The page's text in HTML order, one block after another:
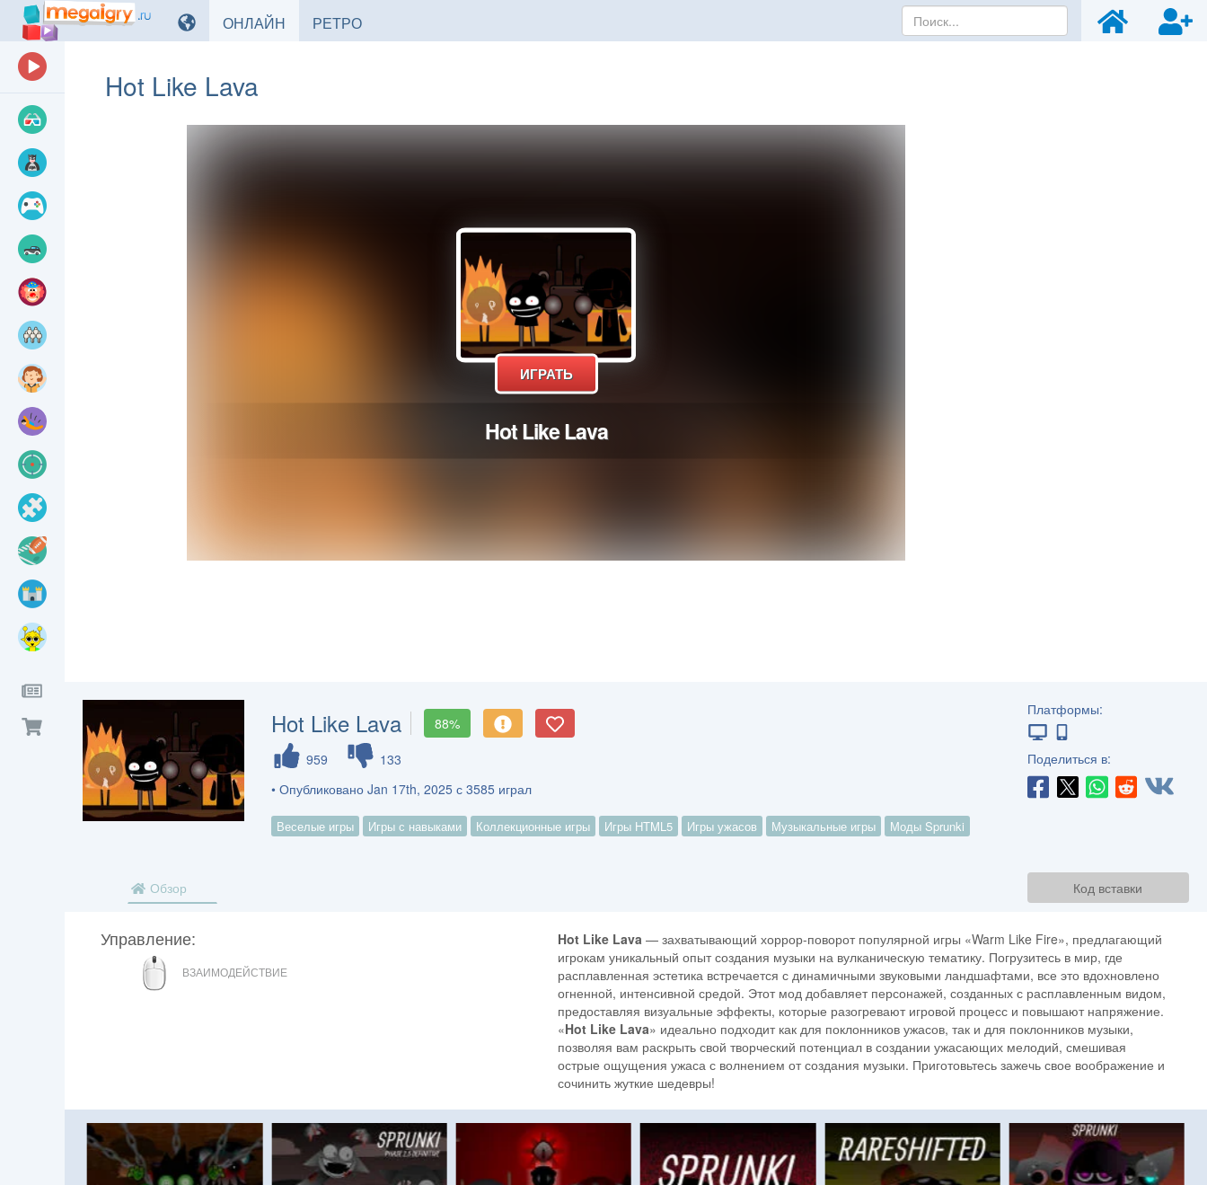
ОНЛАЙН ИГРЫРЕТРОИГРЫ
Hot Like Lava
Hot Like Lava
88%
959
133
• Опубликовано Jan 17th, 2025 с 3585 играл
Веселые игры Игры с навыками Коллекционные игры Игры HTML5 Игры ужасов Музыкальные игры Моды Sprunki
Платформы:
Поделиться в:
Код вставки
Обзор
Управление:
МЫШЬ
ВЗАИМОДЕЙСТВИЕ
Hot Like Lava — захватывающий хоррор-поворот популярной игры «Warm Like Fire», предлагающий
игрокам уникальный опыт создания музыки на вулканическую тематику. Погрузитесь в мир, где
расплавленная эстетика встречается с динамичными звуковыми ландшафтами, все это вдохновлено
огненной, интенсивной средой. Этот мод добавляет персонажей, созданных с расплавленным видом,
предоставляя визуальные эффекты, которые разогревают игровой процесс и повышают напряжение.
«Hot Like Lava» идеально подходит как для поклонников ужасов, так и для поклонников музыки,
позволяя вам раскрыть свой творческий потенциал в создании ужасающих мелодий, смешивая
острые ощущения ужаса с волнением от создания музыки. Приготовьтесь зажечь свое воображение и
сочинить жуткие шедевры!